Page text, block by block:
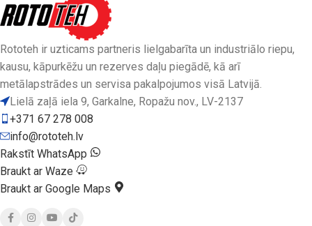
Rototeh ir uzticams partneris lielgabarīta un industriālo riepu,
kausu, kāpurkēžu un rezerves daļu piegādē, kā arī
metālapstrādes un servisa pakalpojumos visā Latvijā.
Lielā zaļā iela 9, Garkalne, Ropažu nov., LV-2137
+371 67 278 008
info@rototeh.lv
Rakstīt WhatsApp
Braukt ar Waze
Braukt ar Google Maps